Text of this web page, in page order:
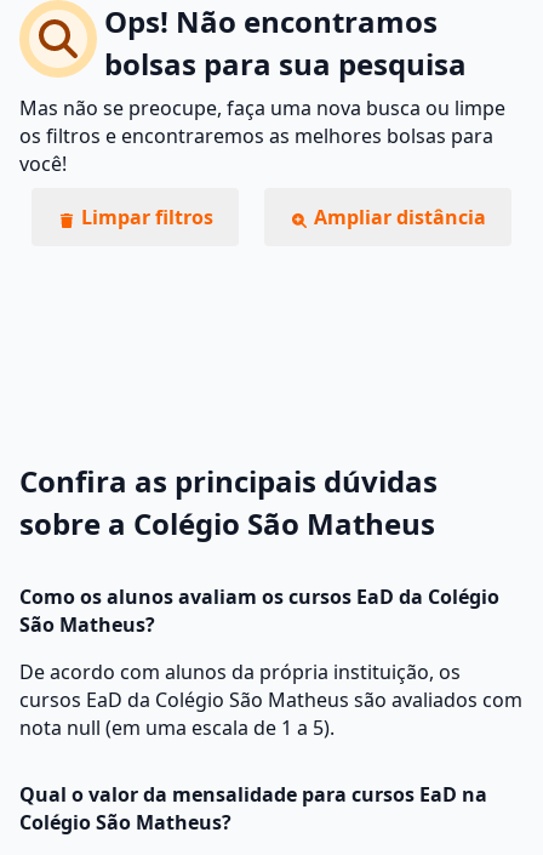
Ops! Não encontramos
bolsas para sua pesquisa
Mas não se preocupe, faça uma nova busca ou limpe
os filtros e encontraremos as melhores bolsas para
você!
Limpar filtros
Ampliar distância
Confira as principais dúvidas
sobre a Colégio São Matheus
Como os alunos avaliam os cursos EaD da Colégio
São Matheus?
De acordo com alunos da própria instituição, os
cursos EaD da Colégio São Matheus são avaliados com
nota null (em uma escala de 1 a 5).
Qual o valor da mensalidade para cursos EaD na
Colégio São Matheus?